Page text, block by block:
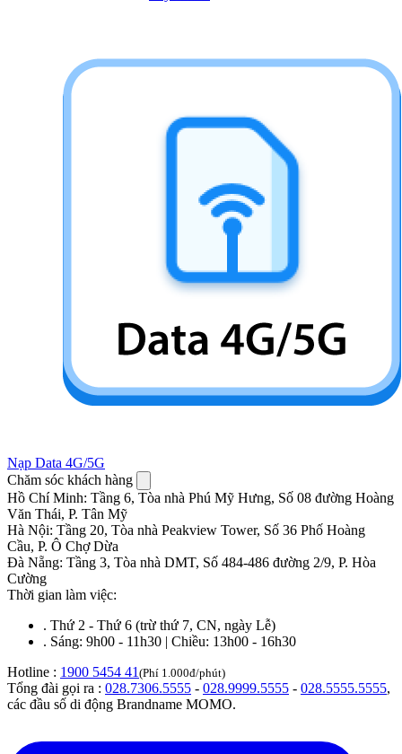
Nạp Data 4G/5G
Chăm sóc khách hàng
Hồ Chí Minh: Tầng 6, Tòa nhà Phú Mỹ Hưng, Số 08 đường Hoàng
Văn Thái, P. Tân Mỹ
Hà Nội: Tầng 20, Tòa nhà Peakview Tower, Số 36 Phố Hoàng
Cầu, P. Ô Chợ Dừa
Đà Nẵng: Tầng 3, Tòa nhà DMT, Số 484-486 đường 2/9, P. Hòa
Cường
Thời gian làm việc:
. Thứ 2 - Thứ 6 (trừ thứ 7, CN, ngày Lễ)
. Sáng: 9h00 - 11h30 | Chiều: 13h00 - 16h30
Hotline : 1900 5454 41 (Phí 1.000đ/phút)
Tổng đài gọi ra : 028.7306.5555 - 028.9999.5555 - 028.5555.5555,
các đầu số di động Brandname MOMO.